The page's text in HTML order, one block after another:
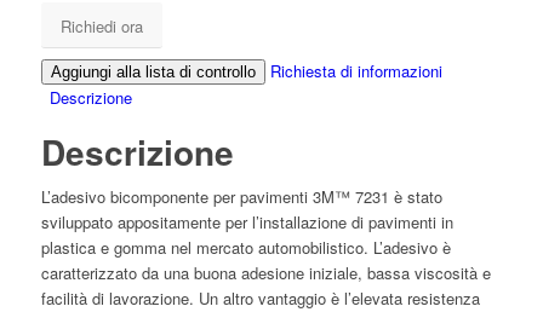
Richiedi ora
Aggiungi alla lista di controllo
Richiesta di informazioni
Descrizione
Descrizione
L’adesivo bicomponente per pavimenti 3M™ 7231 è stato
sviluppato appositamente per l’installazione di pavimenti in
plastica e gomma nel mercato automobilistico. L’adesivo è
caratterizzato da una buona adesione iniziale, bassa viscosità e
facilità di lavorazione. Un altro vantaggio è l’elevata resistenza